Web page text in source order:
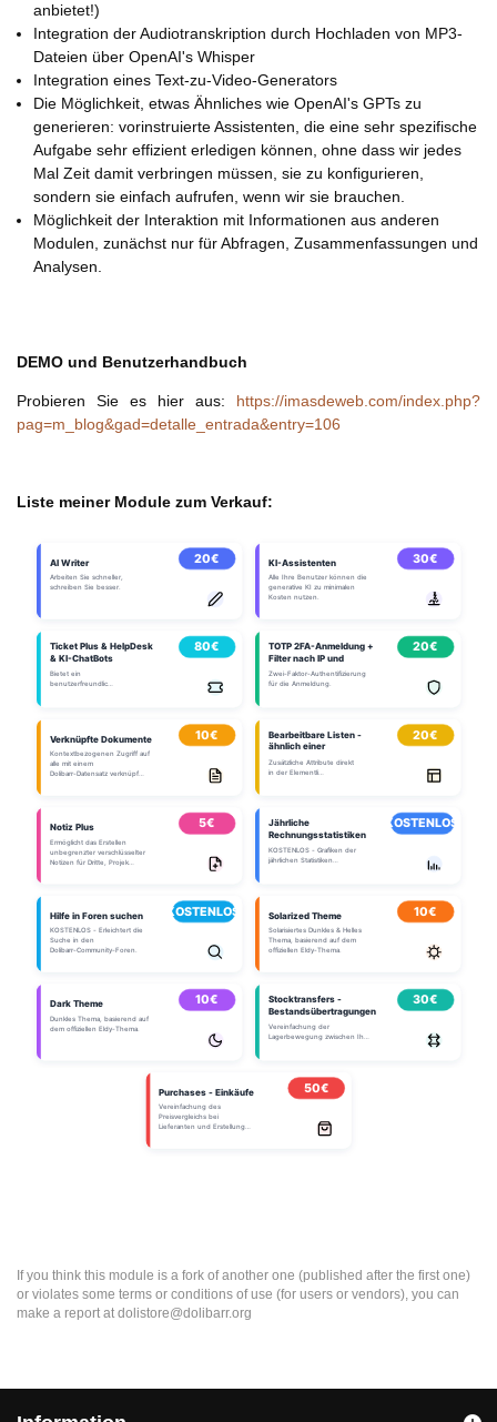
anbietet!)
Integration der Audiotranskription durch Hochladen von MP3-
Dateien über OpenAI's Whisper
Integration eines Text-zu-Video-Generators
Die Möglichkeit, etwas Ähnliches wie OpenAI's GPTs zu
generieren: vorinstruierte Assistenten, die eine sehr spezifische
Aufgabe sehr effizient erledigen können, ohne dass wir jedes
Mal Zeit damit verbringen müssen, sie zu konfigurieren,
sondern sie einfach aufrufen, wenn wir sie brauchen.
Möglichkeit der Interaktion mit Informationen aus anderen
Modulen, zunächst nur für Abfragen, Zusammenfassungen und
Analysen.
DEMO und Benutzerhandbuch
Probieren Sie es hier aus: https://imasdeweb.com/index.php?
pag=m_blog&gad=detalle_entrada&entry=106
Liste meiner Module zum Verkauf:
If you think this module is a fork of another one (published after the first one)
or violates some terms or conditions of use (for users or vendors), you can
make a report at dolistore@dolibarr.org